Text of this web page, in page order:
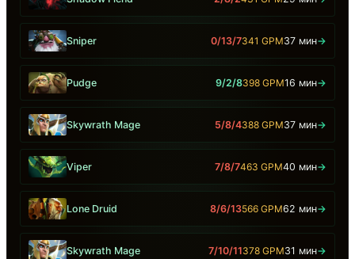
Sniper 0/13/7341 GPM37 мин→
Pudge 9/2/8398 GPM16 мин→
Skywrath Mage 5/8/4388 GPM37 мин→
Viper 7/8/7463 GPM40 мин→
Lone Druid 8/6/13566 GPM62 мин→
Skywrath Mage 7/10/11378 GPM31 мин→